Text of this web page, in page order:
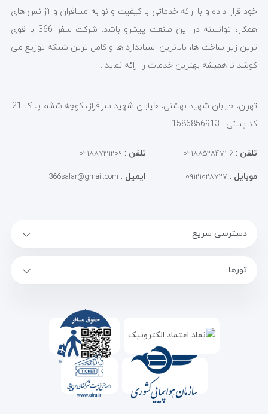
خود قرار داده و با ارائه خدماتی با کیفیت و نو به مسافران و آژانس های
همکار، توانسته در این صنعت پیشرو باشد. شرکت سفر 366 با قوی
ترین زیر ساخت ها، بالاترین استاندارد ها و کامل ترین شبکه توزیع می
کوشد تا همیشه بهترین خدمات را ارائه نماید .
تهران، خیابان شهید بهشتی، خیابان شهید سرافراز، کوچه ششم پلاک 21
کد پستی : 1586856913
تلفن : ۶-۰۲۱۸۸۵۲۸۴۷۱ تلفن : ۰۲۱۸۸۷۳۱۲۰۹
موبایل : ۰۹۱۲۱۰۲۸۷۲۷ ایمیل :
366safar@gmail.com
دسترسی سریع
تورها